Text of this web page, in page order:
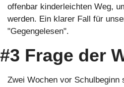
offenbar kinderleichten Weg,
werden. Ein klarer Fall für
"Gegengelesen".
#3 Frage der
Zwei Wochen vor